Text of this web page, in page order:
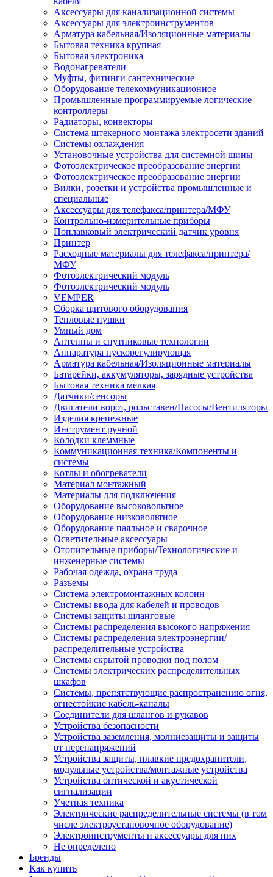
Аксессуары для канализационной системы
Аксессуары для электроинструментов
Арматура кабельная/Изоляционные материалы
Бытовая техника крупная
Бытовая электроника
Водонагреватели
Муфты, фитинги сантехнические
Оборудование телекоммуникационное
Промышленные программируемые логические
контроллеры
Радиаторы, конвекторы
Система штекерного монтажа электросети зданий
Системы охлаждения
Установочные устройства для системной шины
Фотоэлектрическое преобразование энергии
Фотоэлектрическое преобразование энергии
Вилки, розетки и устройства промышленные и
специальные
Аксессуары для телефакса/принтера/МФУ
Контрольно-измерительные приборы
Поплавковый электрический датчик уровня
Принтер
Расходные материалы для телефакса/принтера/
МФУ
Фотоэлектрический модуль
Фотоэлектрический модуль
VEMPER
Сборка щитового оборудования
Тепловые пушки
Умный дом
Антенны и спутниковые технологии
Аппаратура пускорегулирующая
Арматура кабельная/Изоляционные материалы
Батарейки, аккумуляторы, зарядные устройства
Бытовая техника мелкая
Датчики/сенсоры
Двигатели ворот, рольставен/Насосы/Вентиляторы
Изделия крепежные
Инструмент ручной
Колодки клеммные
Коммуникационная техника/Компоненты и
системы
Котлы и обогреватели
Материал монтажный
Материалы для подключения
Оборудование высоковольтное
Оборудование низковольтное
Оборудование паяльное и сварочное
Осветительные аксессуары
Отопительные приборы/Технологические и
инженерные системы
Рабочая одежда, охрана труда
Разъемы
Система электромонтажных колонн
Системы ввода для кабелей и проводов
Системы защиты шланговые
Системы распределения высокого напряжения
Системы распределения электроэнергии/
распределительные устройства
Системы скрытой проводки под полом
Системы электрических распределительных
шкафов
Системы, препятствующие распространению огня,
огнестойкие кабель-каналы
Соединители для шлангов и рукавов
Устройства безопасности
Устройства заземления, молниезащиты и защиты
от перенапряжений
Устройства защиты, плавкие предохранители,
модульные устройства/монтажные устройства
Устройства оптической и акустической
сигнализации
Учетная техника
Электрические распределительные системы (в том
числе электроустановочное оборудование)
Электроинструменты и аксессуары для них
Не определено
Бренды
Как купить